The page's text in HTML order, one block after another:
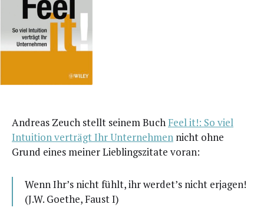
Andre­as Zeuch stellt sei­nem Buch Feel it!: So viel
Intui­ti­on ver­trägt Ihr Unter­neh­men nicht ohne
Grund eines mei­ner Lieb­lings­zi­ta­te voran:
Wenn Ihr’s nicht fühlt, ihr werdet’s nicht erja­gen!
(J.W. Goe­the, Faust I)